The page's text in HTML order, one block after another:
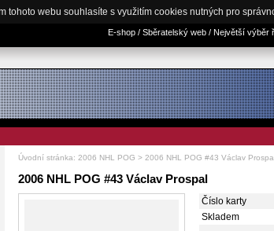
tohoto webu souhlasíte s využitím cookies nutných pro
E-shop / Sběratelský web / Největší výběr
Úvodní stránka: 2006 NHL POG > 2006 NHL POG #43 Václav
2006 NHL POG #43 Václav Prospal
Číslo karty
Skladem